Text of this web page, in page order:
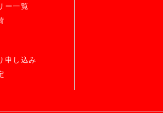
ー一覧
申し込み